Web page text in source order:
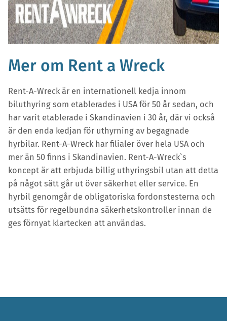
Mer om Rent a Wreck
Rent-A-Wreck är en internationell kedja innom
biluthyring som etablerades i USA för 50 år sedan, och
har varit etablerade i Skandinavien i 30 år, där vi också
är den enda kedjan för uthyrning av begagnade
hyrbilar. Rent-A-Wreck har filialer över hela USA och
mer än 50 finns i Skandinavien. Rent-A-Wreck`s
koncept är att erbjuda billig uthyringsbil utan att detta
på något sätt går ut över säkerhet eller service. En
hyrbil genomgår de obligatoriska fordonstesterna och
utsätts för regelbundna säkerhetskontroller innan de
ges förnyat klartecken att användas.